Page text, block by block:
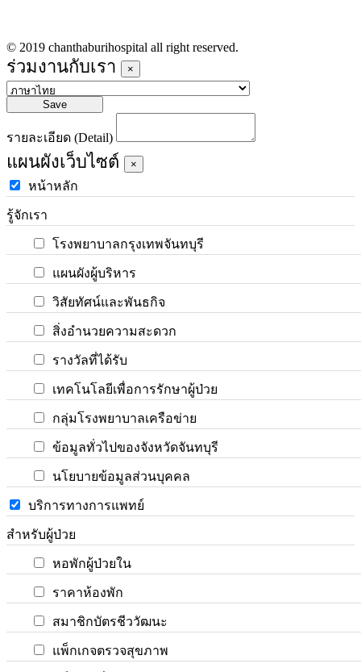
© 2019 chanthaburihospital all right reserved.
ร่วมงานกับเรา ×
Save
รายละเอียด (Detail)
แผนผังเว็บไซต์ ×
หน้าหลัก
รู้จักเรา
โรงพยาบาลกรุงเทพจันทบุรี
แผนผังผู้บริหาร
วิสัยทัศน์และพันธกิจ
สิ่งอำนวยความสะดวก
รางวัลที่ได้รับ
เทคโนโลยีเพื่อการรักษาผู้ป่วย
กลุ่มโรงพยาบาลเครือข่าย
ข้อมูลทั่วไปของจังหวัดจันทบุรี
นโยบายข้อมูลส่วนบุคคล
บริการทางการแพทย์
สำหรับผู้ป่วย
หอพักผู้ป่วยใน
ราคาห้องพัก
สมาชิกบัตรชีววัฒนะ
แพ็กเกจตรวจสุขภาพ